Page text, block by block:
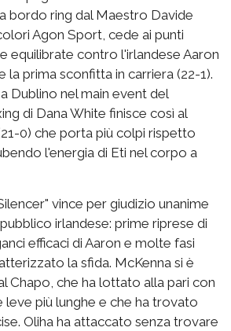
bordo ring dal Maestro Davide
Agon Sport, cede ai punti
equilibrate contro l'irlandese Aaron
la prima sconfitta in carriera (22-1).
Dublino nel main event del
di Dana White finisce così al
0) che porta più colpi rispetto
l'energia di Eti nel corpo a
vince per giudizio unanime
irlandese: prime riprese di
efficaci di Aaron e molte fasi
la sfida. McKenna si è
Chapo, che ha lottato alla pari con
leve più lunghe e che ha trovato
Oliha ha attaccato senza trovare